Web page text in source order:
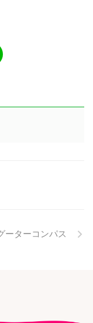
ーターコンパス